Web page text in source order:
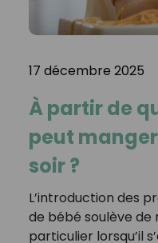
17 décembre 2025
À partir de
peut
soir ?
L’introduction des
de bébé soulève de
particulier lorsqu’il